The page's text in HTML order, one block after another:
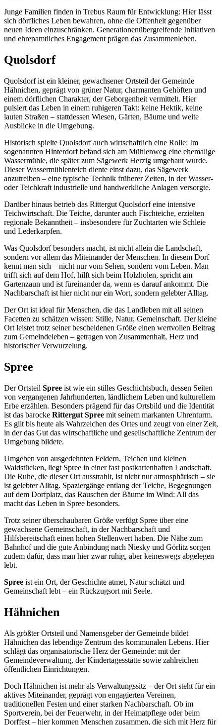
Junge Familien finden in Trebus Raum für Entwicklung: Hier lässt
sich dörfliches Leben bewahren, ohne die Offenheit gegenüber
neuen Ideen einzuschränken. Generationenübergreifende Initiativen
und ehrenamtliches Engagement prägen das Zusammenleben.
Quolsdorf
Quolsdorf ist ein kleiner, gewachsener Ortsteil der Gemeinde
Hähnichen, geprägt von grüner Natur, charmanten Gehöften und
einem dörflichen Charakter, der Geborgenheit vermittelt. Hier
pulsiert das Leben in einem ruhigeren Takt: keine Hektik, keine
lauten Straßen – stattdessen Wiesen, Gärten, Bäume und weite
Ausblicke in die Umgebung.
Historisch spielte Quolsdorf auch wirtschaftlich eine Rolle: Im
sogenannten Hinterdorf befand sich am Mühlenweg eine ehemalige
Wassermühle, die später zum Sägewerk Herzig umgebaut wurde.
Dieser Wassermühlenteich diente einst dazu, das Sägewerk
anzutreiben – eine typische Technik früherer Zeiten, in der Wasser-
oder Teichkraft industrielle und handwerkliche Anlagen versorgte.
Darüber hinaus betrieb das Rittergut Quolsdorf eine intensive
Teichwirtschaft. Die Teiche, darunter auch Fischteiche, erzielten
regionale Bekanntheit – insbesondere für Zuchtarten wie Schleie
und Lederkarpfen.
Was Quolsdorf besonders macht, ist nicht allein die Landschaft,
sondern vor allem das Miteinander der Menschen. In diesem Dorf
kennt man sich – nicht nur vom Sehen, sondern vom Leben. Man
trifft sich auf dem Hof, hilft sich beim Holzholen, spricht am
Gartenzaun und ist füreinander da, wenn es darauf ankommt. Die
Nachbarschaft ist hier nicht nur ein Wort, sondern gelebter Alltag.
Der Ort ist ideal für Menschen, die das Landleben mit all seinen
Facetten zu schätzen wissen: Stille, Natur, Gemeinschaft. Der kleine
Ort leistet trotz seiner bescheidenen Größe einen wertvollen Beitrag
zum Gemeindeleben – getragen von Zusammenhalt, Herz und
historischer Verwurzelung.
Spree
Der Ortsteil Spree ist wie ein stilles Geschichtsbuch, dessen Seiten
von vergangenen Jahrhunderten, ländlichem Leben und kulturellem
Erbe erzählen. Besonders prägend für das Ortsbild und die Identität
ist das barocke Rittergut Spree mit seinem markanten Uhrenturm.
Es gilt bis heute als Wahrzeichen des Ortes und zeugt von einer Zeit,
in der das Gut das wirtschaftliche und gesellschaftliche Zentrum der
Umgebung bildete.
Umgeben von ausgedehnten Feldern, Teichen und kleinen
Waldstücken, liegt Spree in einer fast postkartenhaften Landschaft.
Die Ruhe, die dieser Ort ausstrahlt, ist nicht nur atmosphärisch – sie
ist gelebter Alltag. Spaziergänge entlang der Teiche, Begegnungen
auf dem Dorfplatz, das Rauschen der Bäume im Wind: All das
macht das Leben in Spree besonders.
Trotz seiner überschaubaren Größe verfügt Spree über eine
gewachsene Gemeinschaft, in der Nachbarschaft und
Hilfsbereitschaft einen hohen Stellenwert haben. Die Nähe zum
Bahnhof und die gute Anbindung nach Niesky und Görlitz sorgen
zudem dafür, dass man hier zwar ruhig, aber keineswegs abgelegen
lebt.
Spree ist ein Ort, der Geschichte atmet, Natur schätzt und
Gemeinschaft lebt – ein Rückzugsort mit Seele.
Hähnichen
Als größter Ortsteil und Namensgeber der Gemeinde bildet
Hähnichen das lebendige Zentrum des kommunalen Lebens. Hier
schlägt das organisatorische Herz der Gemeinde: mit der
Gemeindeverwaltung, der Kindertagesstätte sowie zahlreichen
öffentlichen Einrichtungen.
Doch Hähnichen ist mehr als Verwaltungssitz – der Ort steht für ein
aktives Miteinander, geprägt von engagierten Vereinen,
traditionellen Festen und einer starken Nachbarschaft. Ob im
Sportverein, bei der Feuerwehr, in der Heimatpflege oder beim
Dorffest – hier kommen Menschen zusammen, die sich mit Herz für